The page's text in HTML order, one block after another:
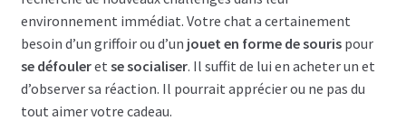
environnement immédiat. Votre chat a certainement
besoin d’un griffoir ou d’un jouet en forme de souris pour
se défouleret se socialiser. Il suffit de lui en acheter un et
d’observer sa réaction. Il pourrait apprécier ou ne pas du
tout aimer votre cadeau.